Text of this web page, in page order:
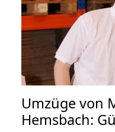
Umzüge von
Hemsbach: